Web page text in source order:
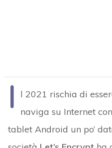
I
l 2021 rischia di
naviga su Internet
tablet Android un po’